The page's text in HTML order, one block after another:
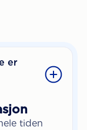
er
tiden